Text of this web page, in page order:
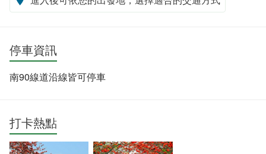
停車資訊
南90線道沿線皆可停車
打卡熱點